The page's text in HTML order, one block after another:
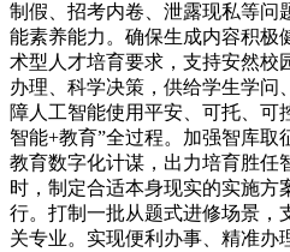
制假、招考内卷、泄露现私等问
能素养能力。确保生成内容积极
术型人才培育要求，支持安然校
办理、科学决策，供给学生学问
障人工智能使用平安、可托、可
智能+教育”全过程。加强智库
教育数字化计谋，出力培育胜任
时，制定合适本身现实的实施方
行。打制一批从题式进修场景，
关专业。实现便利办事、精准办